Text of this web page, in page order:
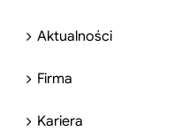
Aktualności
Firma
Kariera